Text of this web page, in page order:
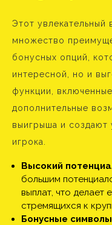
Этот увлекательный
множество
бонусных опций,
интересной, но и
функции,
дополнительные
выигрыша и создают
игрока.
Высокий
большим
выплат, что делает
стремящихся к
Бонусные